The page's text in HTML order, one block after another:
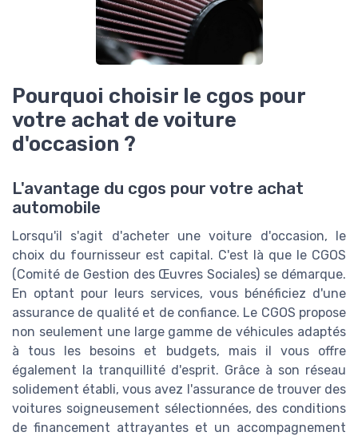
Pourquoi choisir le cgos pour
votre achat de voiture
d'occasion ?
L'avantage du cgos pour votre achat
automobile
Lorsqu'il s'agit d'acheter une voiture d'occasion, le
choix du fournisseur est capital. C'est là que le CGOS
(Comité de Gestion des Œuvres Sociales) se démarque.
En optant pour leurs services, vous bénéficiez d'une
assurance de qualité et de confiance. Le CGOS propose
non seulement une large gamme de véhicules adaptés
à tous les besoins et budgets, mais il vous offre
également la tranquillité d'esprit. Grâce à son réseau
solidement établi, vous avez l'assurance de trouver des
voitures soigneusement sélectionnées, des conditions
de financement attrayantes et un accompagnement